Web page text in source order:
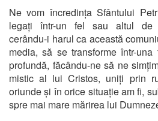
Ne vom încredința Sfântului
legați într-un fel sau altul de
cerându-i harul ca această
media, să se transforme într-
profundă, făcându-ne să ne
mistic al lui Cristos, uniți prin
oriunde și în orice situație am fi,
spre mai mare mărirea lui